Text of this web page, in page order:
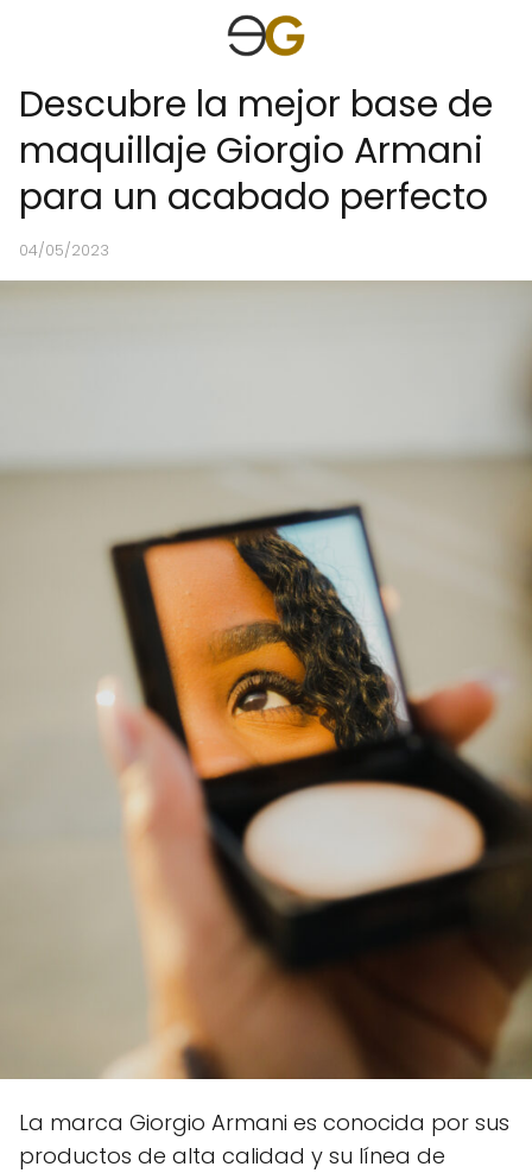
Descubre la mejor base de
maquillaje Giorgio Armani
para un acabado perfecto
04/05/2023
La marca Giorgio Armani es conocida por sus
productos de alta calidad y su línea de